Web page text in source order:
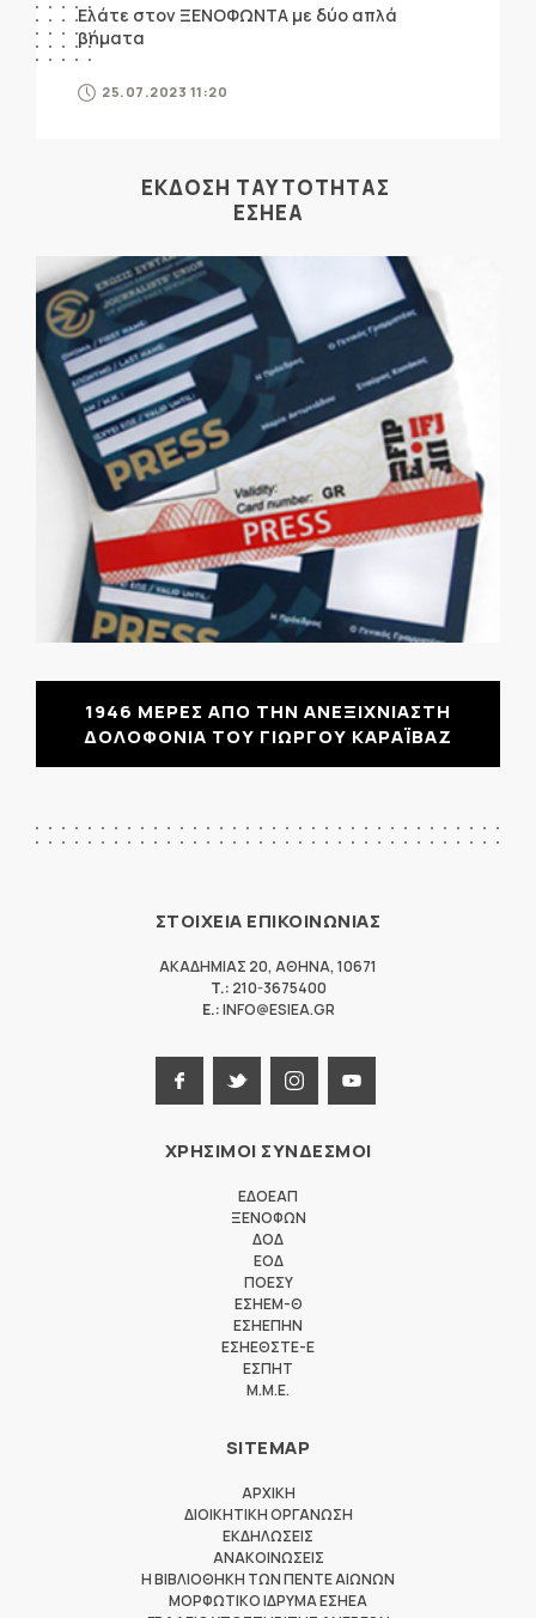
Ελάτε στον ΞΕΝΟΦΩΝΤΑ με δύο απλά
βήματα
25.07.2023 11:20
ΕΚΔΟΣΗ ΤΑΥΤΟΤΗΤΑΣ
ΕΣΗΕΑ
1946 ΜΕΡΕΣ ΑΠΟ ΤΗΝ ΑΝΕΞΙΧΝΙΑΣΤΗ
ΔΟΛΟΦΟΝΙΑ ΤΟΥ ΓΙΩΡΓΟΥ ΚΑΡΑΪΒΑΖ
ΣΤΟΙΧΕΙΑ ΕΠΙΚΟΙΝΩΝΙΑΣ
ΑΚΑΔΗΜΙΑΣ 20, ΑΘΗΝΑ, 10671
T.: 210-3675400
E.:INFO@ESIEA.GR
ΧΡΗΣΙΜΟΙ ΣΥΝΔΕΣΜΟΙ
ΕΔΟΕΑΠ
ΞΕΝΟΦΩΝ
ΔΟΔ
ΕΟΔ
ΠΟΕΣΥ
ΕΣΗΕΜ-Θ
ΕΣΗΕΠΗΝ
ΕΣΗΕΘΣΤΕ-Ε
ΕΣΠΗΤ
M.M.E.
SITEMAP
ΑΡΧΙΚΗ
ΔΙΟΙΚΗΤΙΚΗ ΟΡΓΑΝΩΣΗ
ΕΚΔΗΛΩΣΕΙΣ
ΑΝΑΚΟΙΝΩΣΕΙΣ
Η ΒΙΒΛΙΟΘΗΚΗ ΤΩΝ ΠΕΝΤΕ ΑΙΩΝΩΝ
ΜΟΡΦΩΤΙΚΟ ΙΔΡΥΜΑ ΕΣΗΕΑ